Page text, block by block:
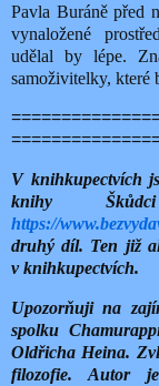
Pavla Buráně před
vynaložené
udělal by lépe.
samoživitelky, které
V knihkupectvích
knihy
https://
druhý díl. Ten již
v knihkupectvích.
Upozorňuji na
spolku
Oldřicha Heina.
filozofie. Autor